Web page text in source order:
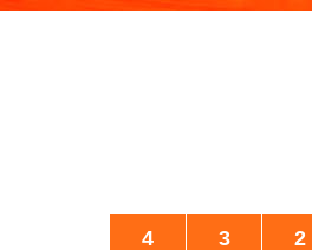
2
3
4